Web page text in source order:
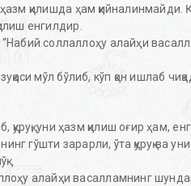
қилишда ҳам қийналинмайди.
енгилдир.
соллаллоҳу алайҳи
мўл бўлиб, кўп қон ишлаб
қуруқ, уни ҳазм қилиш оғир ҳам,
гўшти зарарли, ўта қуруқ ва
алайҳи васалламнинг